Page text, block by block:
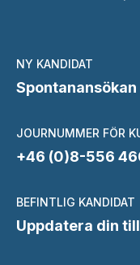
NY KANDIDAT
Spontanansökan
JOURNUMMER FÖR
+46 (0)8-556
BEFINTLIG KANDIDAT
Uppdatera din